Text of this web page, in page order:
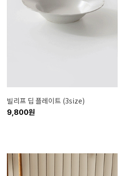
빌리프 딥 플레이트 (3size)
9,800원